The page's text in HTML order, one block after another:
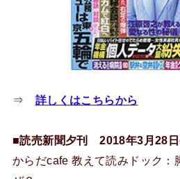
⇒ 詳しくはこちらから
■読売新聞夕刊 2018年3月28
からだcafe 教えて読みドック：